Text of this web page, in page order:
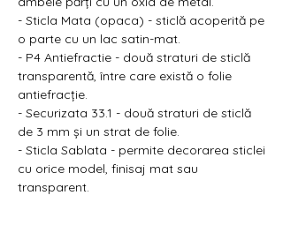
- Sticla Mata (opaca) - sticlă acoperită pe
o parte cu un lac satin-mat.
- P4 Antiefractie - două straturi de sticlă
transparentă, între care există o folie
antiefracție.
- Securizata 33.1 - două straturi de sticlă
de 3 mm și un strat de folie.
- Sticla Sablata - permite decorarea sticlei
cu orice model, finisaj mat sau
transparent.